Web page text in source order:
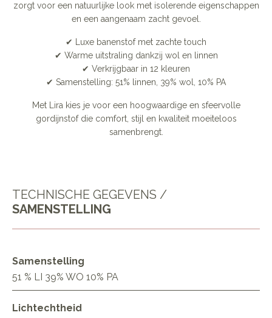
zorgt voor een natuurlijke look met isolerende eigenschappen
en een aangenaam zacht gevoel.
✔ Luxe banenstof met zachte touch
✔ Warme uitstraling dankzij wol en linnen
✔ Verkrijgbaar in 12 kleuren
✔ Samenstelling: 51% linnen, 39% wol, 10% PA
Met Lira kies je voor een hoogwaardige en sfeervolle
gordijnstof die comfort, stijl en kwaliteit moeiteloos
samenbrengt.
TECHNISCHE GEGEVENS /
SAMENSTELLING
Samenstelling
51 % LI 39% WO 10% PA
Lichtechtheid